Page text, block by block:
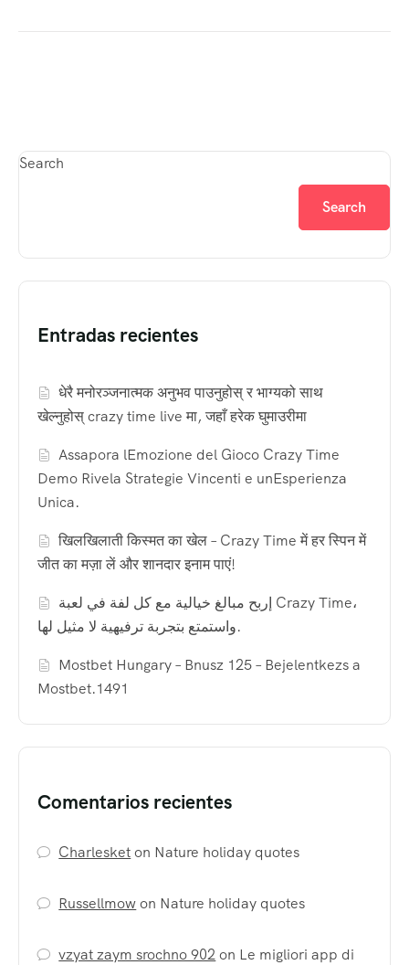
Search
Search
Entradas recientes
धेरै मनोरञ्जनात्मक अनुभव पाउनुहोस् र भाग्यको साथ
खेल्नुहोस् crazy time live मा, जहाँ हरेक घुमाउरीमा
Assapora lEmozione del Gioco Crazy Time
Demo Rivela Strategie Vincenti e unEsperienza
Unica.
खिलखिलाती किस्मत का खेल – Crazy Time में हर स्पिन में
जीत का मज़ा लें और शानदार इनाम पाएं!
إربح مبالغ خيالية مع كل لفة في لعبة Crazy Time،
واستمتع بتجربة ترفيهية لا مثيل لها.
Mostbet Hungary – Bnusz 125 – Bejelentkezs a
Mostbet.1491
Comentarios recientes
Charlesketon Nature holiday quotes
Russellmowon Nature holiday quotes
vzyat zaym srochno 902on Le migliori app di